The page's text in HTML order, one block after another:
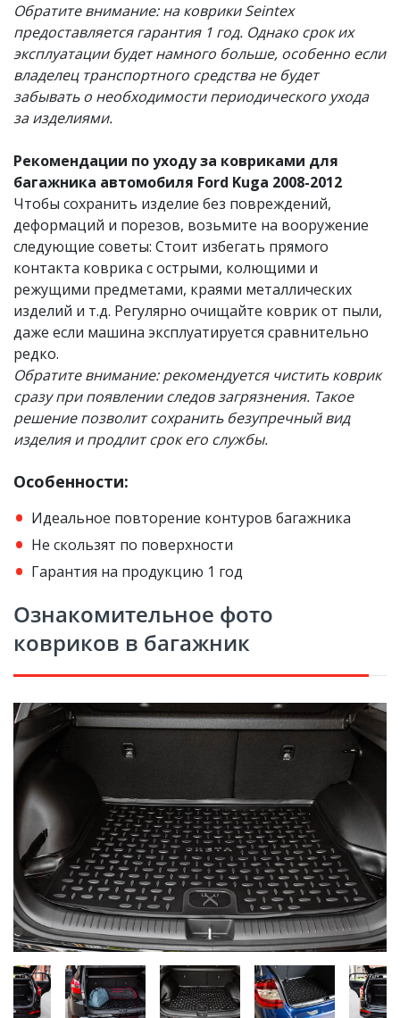
Обратите внимание: на коврики Seintex
предоставляется гарантия 1 год. Однако срок их
эксплуатации будет намного больше, особенно если
владелец транспортного средства не будет
забывать о необходимости периодического ухода
за изделиями.
Рекомендации по уходу за ковриками для
багажника автомобиля Ford Kuga 2008-2012
Чтобы сохранить изделие без повреждений,
деформаций и порезов, возьмите на вооружение
следующие советы: Стоит избегать прямого
контакта коврика с острыми, колющими и
режущими предметами, краями металлических
изделий и т.д. Регулярно очищайте коврик от пыли,
даже если машина эксплуатируется сравнительно
редко.
Обратите внимание: рекомендуется чистить коврик
сразу при появлении следов загрязнения. Такое
решение позволит сохранить безупречный вид
изделия и продлит срок его службы.
Особенности:
Идеальное повторение контуров багажника
Не скользят по поверхности
Гарантия на продукцию 1 год
Ознакомительное фото
ковриков в багажник